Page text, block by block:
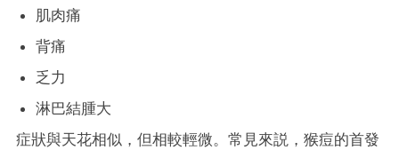
肌肉痛
背痛
乏力
淋巴結腫大
症狀與天花相似，但相較輕微。常見來説，猴痘的首發